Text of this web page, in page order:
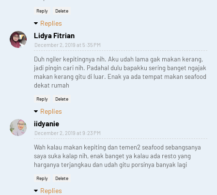
Reply Delete
Replies
Lidya Fitrian
December 2, 2019 at 5:35 PM
Duh ngiler kepitingnya nih. Aku udah lama gak makan kerang,
jadi pingin cari nih. Padahal dulu bapakku sering banget ngajak
makan kerang gitu di luar. Enak ya ada tempat makan seafood
dekat rumah
Reply Delete
Replies
iidyanie
December 2, 2019 at 9:23 PM
Wah kalau makan kepiting dan temen2 seafood sebangsanya
saya suka kalap nih, enak banget ya kalau ada resto yang
harganya terjangkau dan udah gitu porsinya banyak lagi
Reply Delete
Replies